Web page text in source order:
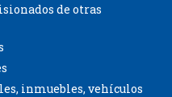
de otras
inmuebles, vehículos